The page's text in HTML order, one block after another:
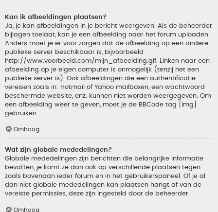
Kan ik afbeeldingen plaatsen?
Ja, je kan afbeeldingen in je bericht weergeven. Als de beheerder
bijlagen toelaat, kan je een afbeelding naar het forum uploaden.
Anders moet je er voor zorgen dat de afbeelding op een andere
publieke server beschikbaar is, bijvoorbeeld
http://www.voorbeeld.com/mijn_afbeelding.gif. Linken naar een
afbeelding op je eigen computer is onmogelijk (tenzij het een
publieke server is). Ook afbeeldingen die een authentificatie
vereisen zoals in: Hotmail of Yahoo mailboxen, een wachtwoord
beschermde website, enz. kunnen niet worden weergegeven. Om
een afbeelding weer te geven, moet je de BBCode tag [img]
gebruiken.
Omhoog
Wat zijn globale mededelingen?
Globale mededelingen zijn berichten die belangrijke informatie
bevatten, je komt ze dan ook op verschillende plaatsen tegen
zoals bovenaan ieder forum en in het gebruikerspaneel. Of je al
dan niet globale mededelingen kan plaatsen hangt af van de
vereiste permissies, deze zijn ingesteld door de beheerder.
Omhoog